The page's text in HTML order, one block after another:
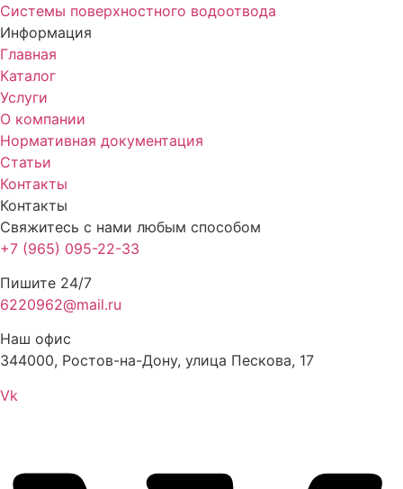
Системы поверхностного водоотвода
Информация
Главная
Каталог
Услуги
О компании
Нормативная документация
Статьи
Контакты
Контакты
Свяжитесь с нами любым способом
+7 (965) 095-22-33
Пишите 24/7
6220962@mail.ru
Наш офис
344000, Ростов-на-Дону, улица Пескова, 17
Vk